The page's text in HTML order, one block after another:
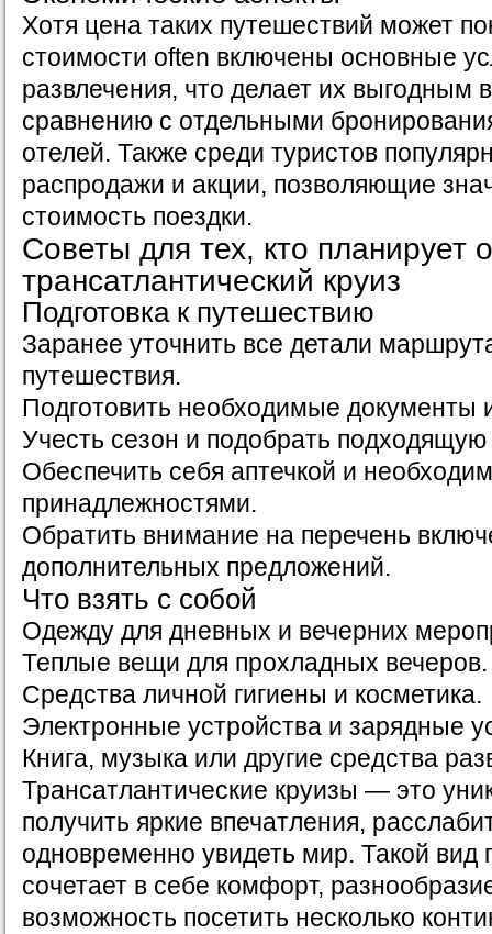
Хотя цена таких путешествий может
стоимости often включены основные
развлечения, что делает их выгодным
сравнению с отдельными
отелей. Также среди туристов
распродажи и акции, позволяющие
стоимость поездки.
Советы для тех, кто планирует
трансатлантический круиз
Подготовка к путешествию
Заранее уточнить все детали
путешествия.
Подготовить необходимые документы
Учесть сезон и подобрать
Обеспечить себя аптечкой и
принадлежностями.
Обратить внимание на перечень
дополнительных предложений.
Что взять с собой
Одежду для дневных и вечерних
Теплые вещи для прохладных вечеров.
Средства личной гигиены и косметика.
Электронные устройства и зарядные
Книга, музыка или другие средства
Трансатлантические круизы — это
получить яркие впечатления,
одновременно увидеть мир. Такой вид
сочетает в себе комфорт,
возможность посетить несколько